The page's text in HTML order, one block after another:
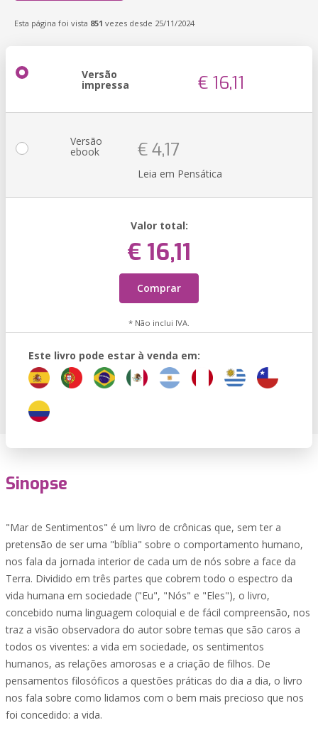
Esta página foi vista 851 vezes desde 25/11/2024
Versão
impressa € 16,11
Versão
ebook € 4,17
Leia em Pensática
Valor total:
€ 16,11
Comprar
* Não inclui IVA.
Este livro pode estar à venda em:
Sinopse
"Mar de Sentimentos" é um livro de crônicas que, sem ter a
pretensão de ser uma "bíblia" sobre o comportamento humano,
nos fala da jornada interior de cada um de nós sobre a face da
Terra. Dividido em três partes que cobrem todo o espectro da
vida humana em sociedade ("Eu", "Nós" e "Eles"), o livro,
concebido numa linguagem coloquial e de fácil compreensão, nos
traz a visão observadora do autor sobre temas que são caros a
todos os viventes: a vida em sociedade, os sentimentos
humanos, as relações amorosas e a criação de filhos. De
pensamentos filosóficos a questões práticas do dia a dia, o livro
nos fala sobre como lidamos com o bem mais precioso que nos
foi concedido: a vida.